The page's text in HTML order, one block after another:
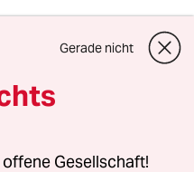
seine Neigung,
zu
spricht weder für
Gerade nicht
Gesellschaft!